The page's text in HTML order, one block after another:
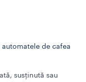
de cafea
susținută sau